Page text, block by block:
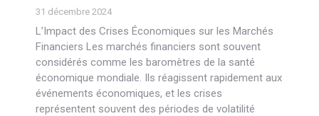
31 décembre 2024
L’Impact des Crises Économiques sur les Marchés
Financiers Les marchés financiers sont souvent
considérés comme les baromètres de la santé
économique mondiale. Ils réagissent rapidement aux
événements économiques, et les crises
représentent souvent des périodes de volatilité